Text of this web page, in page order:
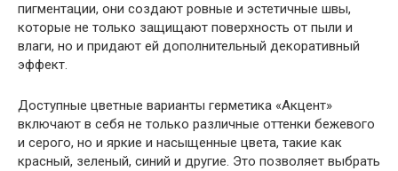
пигментации, они создают ровные и эстетичные швы,
которые не только защищают поверхность от пыли и
влаги, но и придают ей дополнительный декоративный
эффект.
Доступные цветные варианты герметика «Акцент»
включают в себя не только различные оттенки бежевого
и серого, но и яркие и насыщенные цвета, такие как
красный, зеленый, синий и другие. Это позволяет выбрать